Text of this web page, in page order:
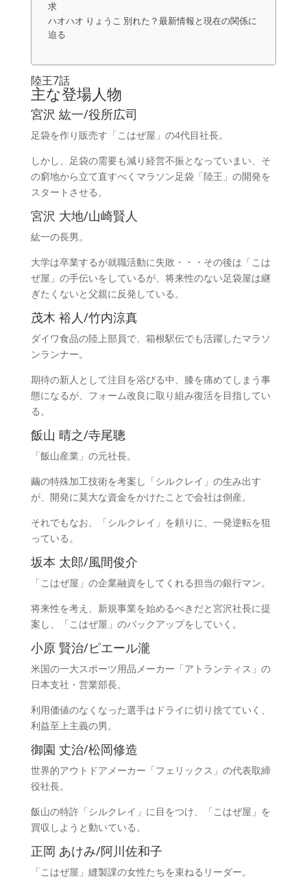
求
ハオハオ りょうこ 別れた？最新情報と現在の関係に
迫る
陸王7話
主な登場人物
宮沢 紘一/役所広司
足袋を作り販売す「こはぜ屋」の4代目社長。
しかし、足袋の需要も減り経営不振となっていまい、そ
の窮地から立て直すべくマラソン足袋「陸王」の開発を
スタートさせる。
宮沢 大地/山崎賢人
紘一の長男。
大学は卒業するが就職活動に失敗・・・その後は「こは
ぜ屋」の手伝いをしているが、将来性のない足袋屋は継
ぎたくないと父親に反発している。
茂木 裕人/竹内涼真
ダイワ食品の陸上部員で、箱根駅伝でも活躍したマラソ
ンランナー。
期待の新人として注目を浴びる中、膝を痛めてしまう事
態になるが、フォーム改良に取り組み復活を目指してい
る。
飯山 晴之/寺尾聰
「飯山産業」の元社長。
繭の特殊加工技術を考案し「シルクレイ」の生み出す
が、開発に莫大な資金をかけたことで会社は倒産。
それでもなお、「シルクレイ」を頼りに、一発逆転を狙
っている。
坂本 太郎/風間俊介
「こはぜ屋」の企業融資をしてくれる担当の銀行マン。
将来性を考え、新規事業を始めるべきだと宮沢社長に提
案し、「こはぜ屋」のバックアップをしていく。
小原 賢治/ピエール瀧
米国の一大スポーツ用品メーカー「アトランティス」の
日本支社・営業部長。
利用価値のなくなった選手はドライに切り捨てていく、
利益至上主義の男。
御園 丈治/松岡修造
世界的アウトドアメーカー「フェリックス」の代表取締
役社長。
飯山の特許「シルクレイ」に目をつけ、「こはぜ屋」を
買収しようと動いている。
正岡 あけみ/阿川佐和子
「こはぜ屋」縫製課の女性たちを束ねるリーダー。